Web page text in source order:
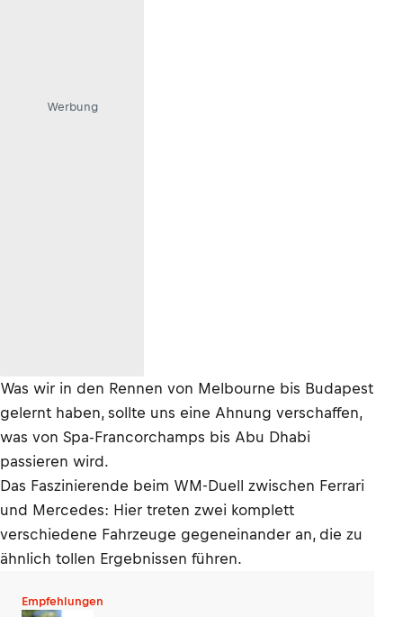
Werbung
Was wir in den Rennen von Melbourne bis Budapest
gelernt haben, sollte uns eine Ahnung verschaffen,
was von Spa-Francorchamps bis Abu Dhabi
passieren wird.
Das Faszinierende beim WM-Duell zwischen Ferrari
und Mercedes: Hier treten zwei komplett
verschiedene Fahrzeuge gegeneinander an, die zu
ähnlich tollen Ergebnissen führen.
Empfehlungen